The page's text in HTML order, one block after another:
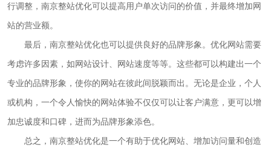
行调整，南京整站优化可以提高用户单次访问的价值，并最终增加网
站的营业额。
最后，南京整站优化也可以提供良好的品牌形象。优化网站需要
考虑许多因素，如网站设计、网站速度等等。这些都可以构建出一个
专业的品牌形象，使你的网站在彼此间脱颖而出。无论是企业，个人
或机构，一个令人愉快的网站体验不仅仅可以让客户满意，更可以增
加忠诚度和口碑，进而为品牌形象添色。
总之，南京整站优化是一个有助于优化网站、增加访问量和创造